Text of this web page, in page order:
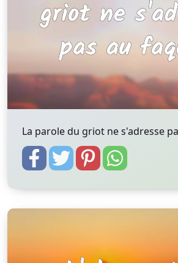
La parole du griot ne s'adresse